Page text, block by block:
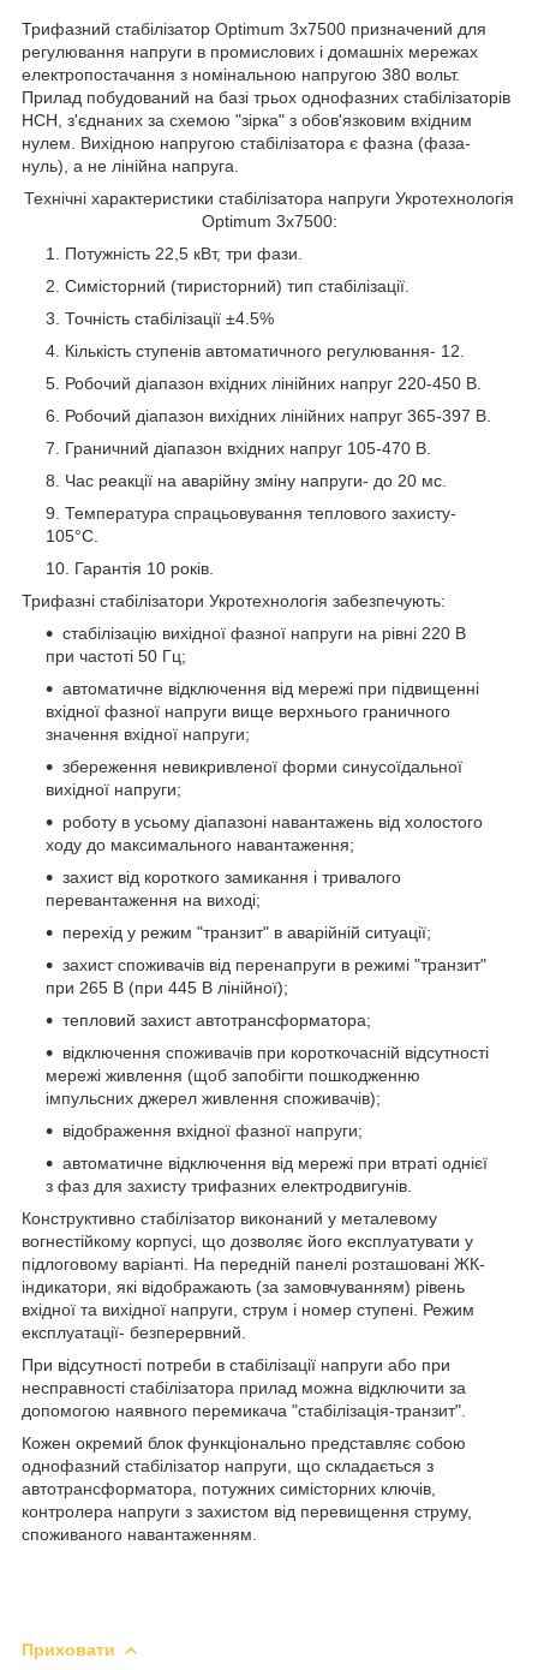
Трифазний стабілізатор Optimum 3х7500 призначений для
регулювання напруги в промислових і домашніх мережах
електропостачання з номінальною напругою 380 вольт.
Прилад побудований на базі трьох однофазних стабілізаторів
НСН, з'єднаних за схемою "зірка" з обов'язковим вхідним
нулем. Вихідною напругою стабілізатора є фазна (фаза-
нуль), а не лінійна напруга.
Технічні характеристики стабілізатора напруги Укротехнологія
Optimum 3х7500:
Потужність 22,5 кВт, три фази.
Симісторний (тиристорний) тип стабілізації.
Точність стабілізації ±4.5%
Кількість ступенів автоматичного регулювання- 12.
Робочий діапазон вхідних лінійних напруг 220-450 В.
Робочий діапазон вихідних лінійних напруг 365-397 В.
Граничний діапазон вхідних напруг 105-470 В.
Час реакції на аварійну зміну напруги- до 20 мс.
Температура спрацьовування теплового захисту-
105°C.
Гарантія 10 років.
Трифазні стабілізатори Укротехнологія забезпечують:
стабілізацію вихідної фазної напруги на рівні 220 В
при частоті 50 Гц;
автоматичне відключення від мережі при підвищенні
вхідної фазної напруги вище верхнього граничного
значення вхідної напруги;
збереження невикривленої форми синусоїдальної
вихідної напруги;
роботу в усьому діапазоні навантажень від холостого
ходу до максимального навантаження;
захист від короткого замикання і тривалого
перевантаження на виході;
перехід у режим "транзит" в аварійній ситуації;
захист споживачів від перенапруги в режимі "транзит"
при 265 В (при 445 В лінійної);
тепловий захист автотрансформатора;
відключення споживачів при короткочасній відсутності
мережі живлення (щоб запобігти пошкодженню
імпульсних джерел живлення споживачів);
відображення вхідної фазної напруги;
автоматичне відключення від мережі при втраті однієї
з фаз для захисту трифазних електродвигунів.
Конструктивно стабілізатор виконаний у металевому
вогнестійкому корпусі, що дозволяє його експлуатувати у
підлоговому варіанті. На передній панелі розташовані ЖК-
індикатори, які відображають (за замовчуванням) рівень
вхідної та вихідної напруги, струм і номер ступені. Режим
експлуатації- безперервний.
При відсутності потреби в стабілізації напруги або при
несправності стабілізатора прилад можна відключити за
допомогою наявного перемикача "стабілізація-транзит".
Кожен окремий блок функціонально представляє собою
однофазний стабілізатор напруги, що складається з
автотрансформатора, потужних симісторних ключів,
контролера напруги з захистом від перевищення струму,
споживаного навантаженням.
Приховати